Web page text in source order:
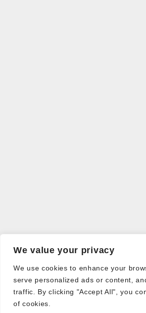
We value your privacy
We use cookies to enhance your
serve personalized ads or content,
traffic. By clicking "Accept All", you
of cookies.